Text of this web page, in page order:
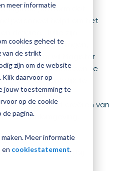
meer informatie
cookies geheel te
van de strikt
zijn om de website
daarvoor op
jouw toestemming te
op de cookie
pagina.
Meer informatie
en cookiestatement.
een
check-
digitale platform dat
personeel helpt om het
van leerlingen,
Daarom wil Magister
door processen te
snel toegankelijk te
je richten op het
en het creëren van
schoolomgeving.
en ondersteuning bij